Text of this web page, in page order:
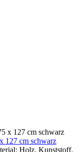
127 cm schwarz
Holz, Kunststoff,